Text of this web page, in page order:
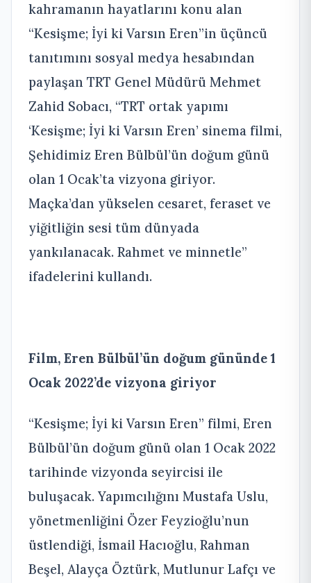
kahramanın hayatlarını konu alan
“Kesişme; İyi ki Varsın Eren”in üçüncü
tanıtımını sosyal medya hesabından
paylaşan TRT Genel Müdürü Mehmet
Zahid Sobacı, “TRT ortak yapımı
‘Kesişme; İyi ki Varsın Eren’ sinema filmi,
Şehidimiz Eren Bülbül’ün doğum günü
olan 1 Ocak’ta vizyona giriyor.
Maçka’dan yükselen cesaret, feraset ve
yiğitliğin sesi tüm dünyada
yankılanacak. Rahmet ve minnetle”
ifadelerini kullandı.
Film, Eren Bülbül’ün doğum gününde 1
Ocak 2022’de vizyona giriyor
“Kesişme; İyi ki Varsın Eren” filmi, Eren
Bülbül’ün doğum günü olan 1 Ocak 2022
tarihinde vizyonda seyircisi ile
buluşacak. Yapımcılığını Mustafa Uslu,
yönetmenliğini Özer Feyzioğlu’nun
üstlendiği, İsmail Hacıoğlu, Rahman
Beşel, Alayça Öztürk, Mutlunur Lafçı ve